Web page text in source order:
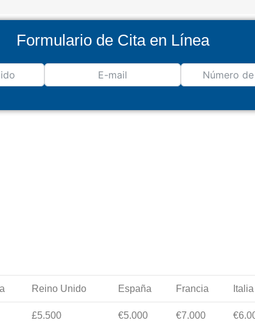
Formulario de Cita en Línea
Reino Unido España Francia Italia
£5.500 €5.000 €7.000